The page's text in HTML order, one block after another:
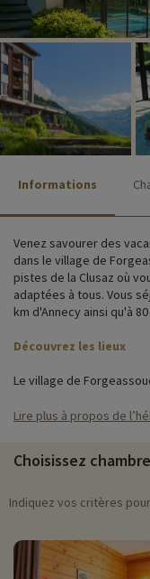
Informations
Venez savourer des
dans le village de
pistes de la Clusaz où
adaptées à tous. Vous
km d'Annecy ainsi qu'à
Découvrez les lieux
Le village de
profitez de la vue
surtout beaucoup
Activités famille sur
(date d'ouverture, âge
cliquez ici !
Lire plus à propos de
Choisissez
Indiquez vos critères